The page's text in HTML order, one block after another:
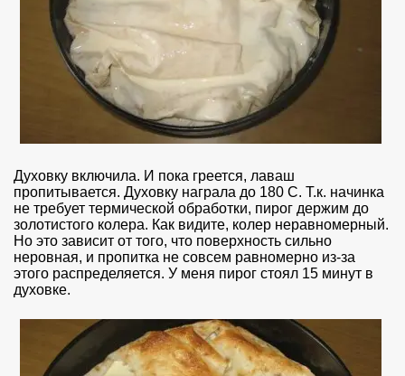
Духовку включила. И пока греется, лаваш
пропитывается. Духовку награла до 180 С. Т.к. начинка
не требует термической обработки, пирог держим до
золотистого колера. Как видите, колер неравномерный.
Но это зависит от того, что поверхность сильно
неровная, и пропитка не совсем равномерно из-за
этого распределяется. У меня пирог стоял 15 минут в
духовке.